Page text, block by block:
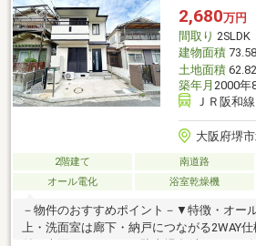
浜寺石津郵便局まで約800ｍご内覧ご希望
い合わせください。
2,680万円
間取り 2SLDK
建物面積
土地面積
築年月 2000年
ＪＲ阪和
大阪府堺
2階建て 南道路
オール電化
浴室乾燥機
－物件のおすすめポイント－▼特徴・オー
上・洗面室は廊下・納戸につながる2WAY